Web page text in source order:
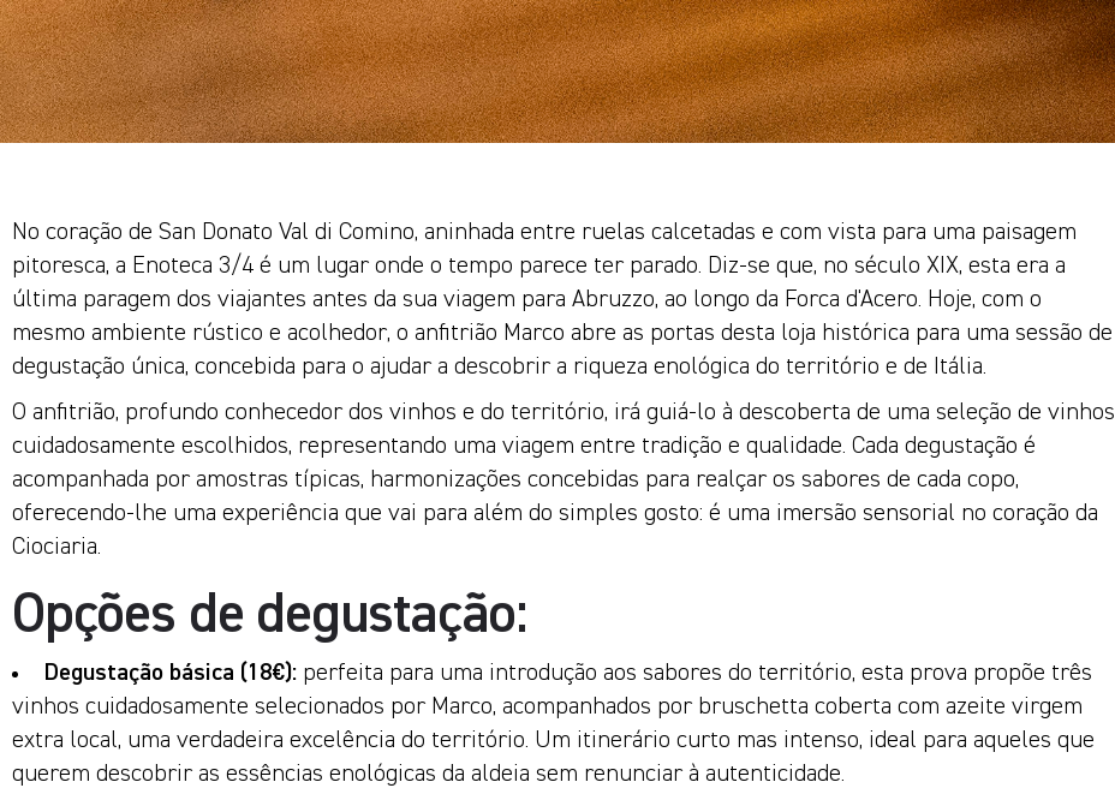
No coração de San Donato Val di Comino, aninhada entre ruelas calcetadas e com vista para uma paisagem
pitoresca, a Enoteca 3/4 é um lugar onde o tempo parece ter parado. Diz-se que, no século XIX, esta era a
última paragem dos viajantes antes da sua viagem para Abruzzo, ao longo da Forca d'Acero. Hoje, com o
mesmo ambiente rústico e acolhedor, o anfitrião Marco abre as portas desta loja histórica para uma sessão de
degustação única, concebida para o ajudar a descobrir a riqueza enológica do território e de Itália.
O anfitrião, profundo conhecedor dos vinhos e do território, irá guiá-lo à descoberta de uma seleção de vinhos
cuidadosamente escolhidos, representando uma viagem entre tradição e qualidade. Cada degustação é
acompanhada por amostras típicas, harmonizações concebidas para realçar os sabores de cada copo,
oferecendo-lhe uma experiência que vai para além do simples gosto: é uma imersão sensorial no coração da
Ciociaria.
Opções de degustação:
Degustação básica (18€): perfeita para uma introdução aos sabores do território, esta prova propõe três
vinhos cuidadosamente selecionados por Marco, acompanhados por bruschetta coberta com azeite virgem
extra local, uma verdadeira excelência do território. Um itinerário curto mas intenso, ideal para aqueles que
querem descobrir as essências enológicas da aldeia sem renunciar à autenticidade.